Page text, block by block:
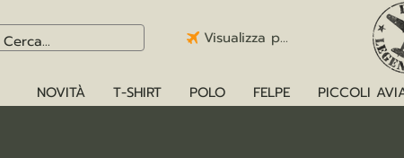
Visualizza punti
NOVITÀ T-SHIRT POLO FELPE PICCOLI